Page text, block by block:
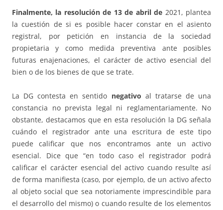
Finalmente, la resolución de 13 de abril de 2021, plantea
la cuestión de si es posible hacer constar en el asiento
registral, por petición en instancia de la sociedad
propietaria y como medida preventiva ante posibles
futuras enajenaciones, el carácter de activo esencial del
bien o de los bienes de que se trate.
La DG contesta en sentido negativo al tratarse de una
constancia no prevista legal ni reglamentariamente. No
obstante, destacamos que en esta resolución la DG señala
cuándo el registrador ante una escritura de este tipo
puede calificar que nos encontramos ante un activo
esencial. Dice que “en todo caso el registrador podrá
calificar el carácter esencial del activo cuando resulte así
de forma manifiesta (caso, por ejemplo, de un activo afecto
al objeto social que sea notoriamente imprescindible para
el desarrollo del mismo) o cuando resulte de los elementos